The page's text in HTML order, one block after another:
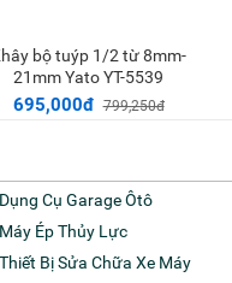
Thêm vào giỏ
21mm Yato YT-5539
695,000đ 799,250đ
Dụng Cụ Garage Ôtô
Máy Ép Thủy Lực
Thiết Bị Sửa Chữa Xe Máy